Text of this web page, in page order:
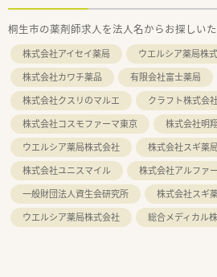
桐生市の薬剤師求人を法人名からお探しいた
株式会社アイセイ薬局
ウエルシア薬局株
株式会社カワチ薬品
有限会社富士薬局
株式会社クスリのマルエ
クラフト株式会
株式会社コスモファーマ東京
株式会社明
ウエルシア薬局株式会社
株式会社スギ薬局
株式会社ユニスマイル
株式会社アルファ
一般財団法人資生会研究所
株式会社スギ
ウエルシア薬局株式会社
総合メディカル